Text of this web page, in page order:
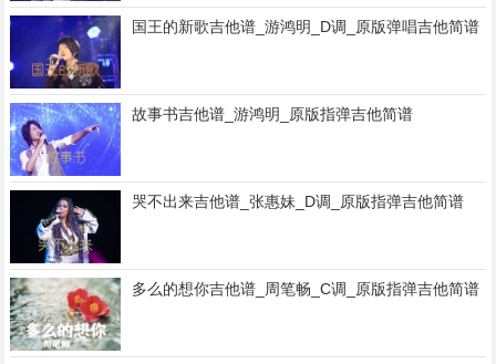
国王的新歌吉他谱_游鸿明_D调_原版弹唱吉他简谱
故事书吉他谱_游鸿明_原版指弹吉他简谱
哭不出来吉他谱_张惠妹_D调_原版指弹吉他简谱
多么的想你吉他谱_周笔畅_C调_原版指弹吉他简谱